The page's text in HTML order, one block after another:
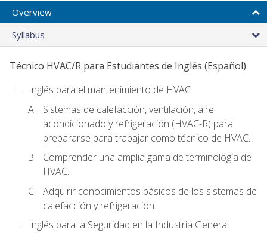
Overview
Syllabus
Técnico HVAC/R para Estudiantes de Inglés (Español)
Inglés para el mantenimiento de HVAC
Sistemas de calefacción, ventilación, aire
acondicionado y refrigeración (HVAC-R) para
prepararse para trabajar como técnico de HVAC.
Comprender una amplia gama de terminología de
HVAC.
Adquirir conocimientos básicos de los sistemas de
calefacción y refrigeración.
Inglés para la Seguridad en la Industria General